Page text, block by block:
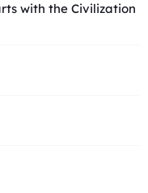
with the Civilization